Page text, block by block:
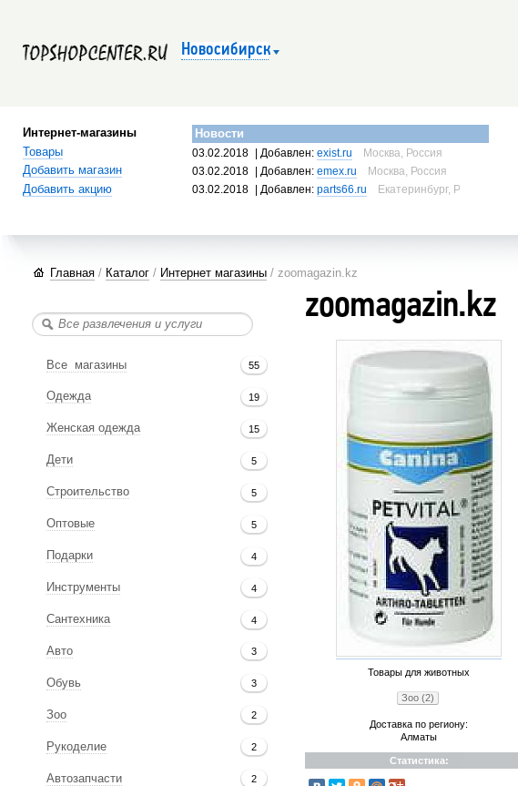
Новосибирск
Интернет-магазины
Товары
Добавить магазин
Добавить акцию
Новости
03.02.2018 | Добавлен: exist.ru
Москва, Россия
03.02.2018
| Добавлен: emex.ru
Москва, Россия
03.02.2018
| Добавлен: parts66.ru Екатеринбург, Россия
Главная / Каталог / Интернет магазины / zoomagazin.kz
Все магазины 55
Одежда 19
Женская одежда 15
Дети 5
Строительство 5
Оптовые 5
Подарки 4
Инструменты 4
Сантехника 4
Авто 3
Обувь 3
Зоо 2
Рукоделие 2
Автозапчасти 2
zoomagazin.kz
Товары для животных
Зоо (2)
Доставка по региону:
Алматы
Статистика: